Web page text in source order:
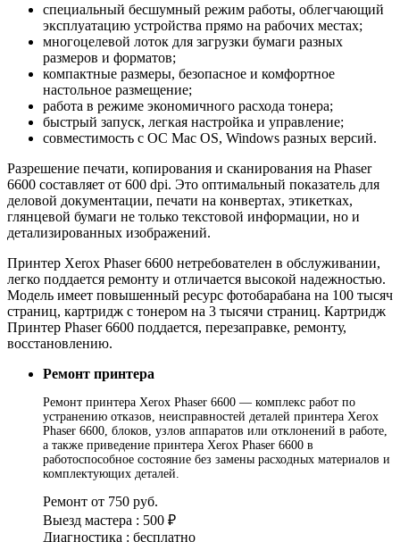
специальный бесшумный режим работы, облегчающий
эксплуатацию устройства прямо на рабочих местах;
многоцелевой лоток для загрузки бумаги разных
размеров и форматов;
компактные размеры, безопасное и комфортное
настольное размещение;
работа в режиме экономичного расхода тонера;
быстрый запуск, легкая настройка и управление;
совместимость с ОС Mac OS, Windows разных версий.
Разрешение печати, копирования и сканирования на Phaser
6600 составляет от 600 dpi. Это оптимальный показатель для
деловой документации, печати на конвертах, этикетках,
глянцевой бумаги не только текстовой информации, но и
детализированных изображений.
Принтер Xerox Phaser 6600 нетребователен в обслуживании,
легко поддается ремонту и отличается высокой надежностью.
Модель имеет повышенный ресурс фотобарабана на 100 тысяч
страниц, картридж с тонером на 3 тысячи страниц. Картридж
Принтер Phaser 6600 поддается, перезаправке, ремонту,
восстановлению.
Ремонт принтера
Ремонт принтера Xerox Phaser 6600 — комплекс работ по
устранению отказов, неисправностей деталей принтера Xerox
Phaser 6600, блоков, узлов аппаратов или отклонений в работе,
а также приведение принтера Xerox Phaser 6600 в
работоспособное состояние без замены расходных материалов и
комплектующих деталей.
Ремонт от 750 руб.
Выезд мастера : 500 ₽
Диагностика : бесплатно